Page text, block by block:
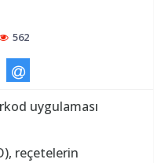
562
uygulaması
reçetelerin